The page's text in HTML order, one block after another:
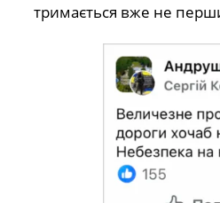
тримається вже не